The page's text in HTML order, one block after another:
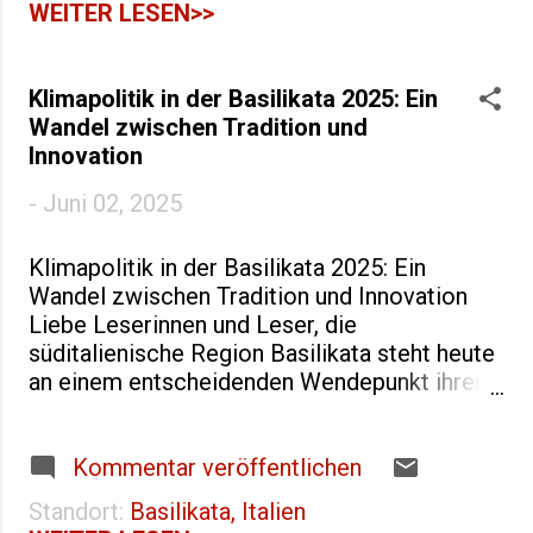
Touristenpfade einzigartige
Kampanien gelegene Region
vereint jahrtausendealte
ihre Besucher nachhaltig prägt.
UNESCO-Welterbe Matera steht
zweifellos im Zentrum der
touristischen Aufmerksamkeit
der Basilikata und verdient diese
Position vollkommen. Die
Höhlenwohnungen, die direkt in
erzählen eine Geschichte
WEITER LESEN>>
Klimapolitik in der Basilikata 2025: Ein
Wandel zwischen Tradition und
Innovation
- Juni 02, 2025
Klimapolitik in der Basilikata 2025: Ein
Wandel zwischen Tradition und Innovation
Liebe Leserinnen und Leser, die
süditalienische Region Basilikata steht heute
an einem entscheidenden Wendepunkt ihrer
einer Fläche von 9.994 km² entwickelt sich
zu einem wichtigen Akteur im Kampf gegen
den Klimawandel. In diesem umfassenden
Kommentar veröffentlichen
Standort: Basilikata, Italien